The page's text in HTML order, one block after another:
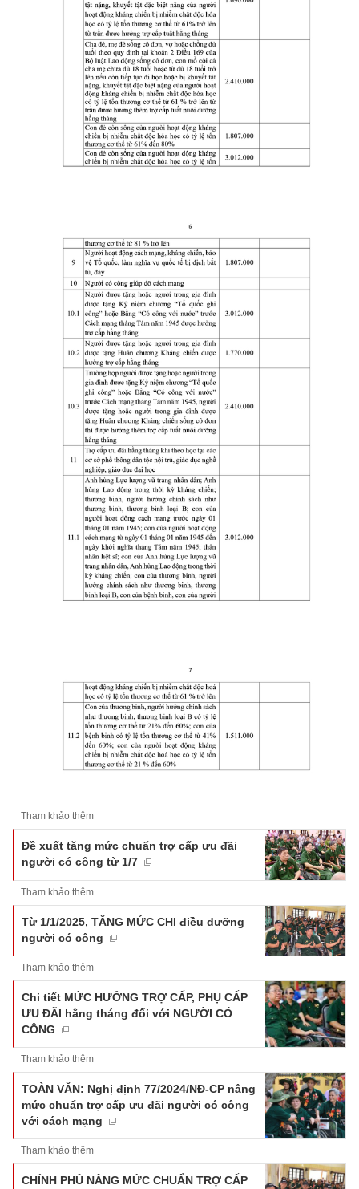
Tham khảo thêm
Đề xuất tăng mức chuẩn trợ cấp ưu đãi
người có công từ 1/7
Tham khảo thêm
Từ 1/1/2025, TĂNG MỨC CHI điều dưỡng
người có công
Tham khảo thêm
Chi tiết MỨC HƯỞNG TRỢ CẤP, PHỤ CẤP
ƯU ĐÃI hằng tháng đối với NGƯỜI CÓ
CÔNG
Tham khảo thêm
TOÀN VĂN: Nghị định 77/2024/NĐ-CP nâng
mức chuẩn trợ cấp ưu đãi người có công
với cách mạng
Tham khảo thêm
CHÍNH PHỦ NÂNG MỨC CHUẨN TRỢ CẤP